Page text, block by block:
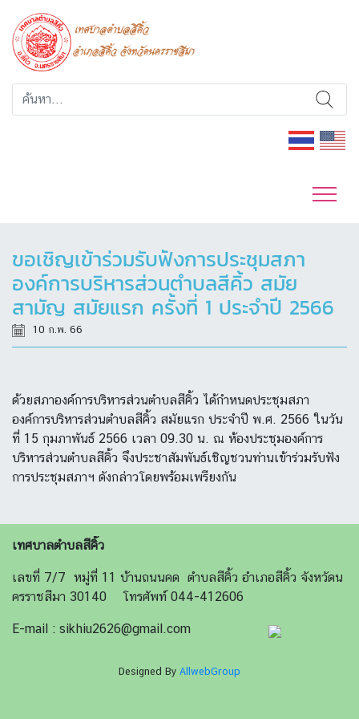
ขอเชิญเข้าร่วมรับฟังการประชุมสภา
องค์การบริหารส่วนตำบลสีคิ้ว สมัย
สามัญ สมัยแรก ครั้งที่ 1 ประจำปี 2566
10 ก.พ. 66
ด้วยสภาองค์การบริหารส่วนตำบลสีคิ้ว ได้กำหนดประชุมสภา
องค์การบริหารส่วนตำบลสีคิ้ว สมัยแรก ประจำปี พ.ศ. 2566 ในวัน
ที่ 15 กุมภาพันธ์ 2566 เวลา 09.30 น. ณ ห้องประชุมองค์การ
บริหารส่วนตำบลสีคิ้ว จึงประชาสัมพันธ์เชิญชวนท่านเข้าร่วมรับฟัง
การประชุมสภาฯ ดังกล่าวโดยพร้อมเพรียงกัน
เทศบาลตำบลสีคิ้ว
เลขที่ 7/7 หมู่ที่ 11 บ้านถนนคด ตำบลสีคิ้ว อำเภอสีคิ้ว จังหวัดน
ครราชสีมา 30140 โทรศัพท์ 044-412606
E-mail : sikhiu2626@gmail.com
Designed By AllwebGroup